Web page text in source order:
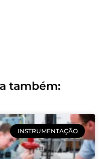
também:
INSTRUMENTAÇÃO